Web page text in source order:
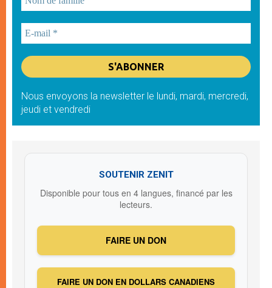
Nous envoyons la newsletter le lundi, mardi, mercredi,
jeudi et vendredi
SOUTENIR ZENIT
Disponible pour tous en 4 langues, financé par les
lecteurs.
FAIRE UN DON
FAIRE UN DON EN DOLLARS CANADIENS